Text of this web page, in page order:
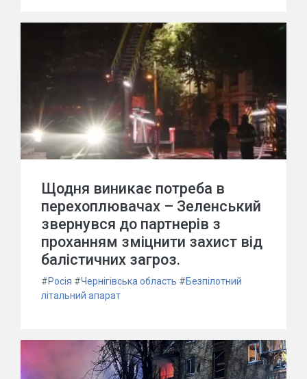
Щодня виникає потреба в
перехоплювачах – Зеленський
звернувся до партнерів з
проханням зміцнити захист від
балістичних загроз.
#Росія #Чернігівська область #Безпілотний
літальний апарат